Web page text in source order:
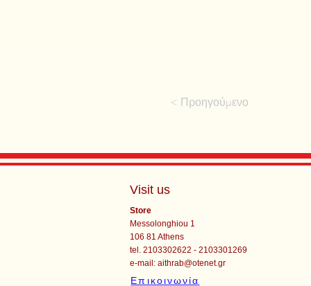
< Προηγούμενο
Visit us
Store
Messolonghiou 1
106 81 Athens
tel. 2103302622 - 2103301269
e-mail:aithrab@otenet.gr
Επικοινωνία